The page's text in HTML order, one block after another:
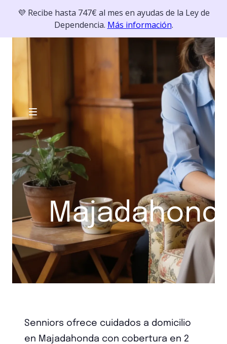
💜 Recibe hasta 747€ al mes en ayudas de la Ley de
Dependencia. Más información.
Senniors ofrece cuidados a domicilio
en Majadahonda con cobertura en 2